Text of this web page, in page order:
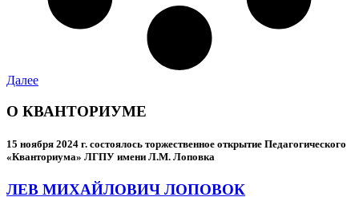
Далее
О КВАНТОРИУМЕ
15 ноября 2024 г. состоялось торжественное открытие Педагогического
«Кванториума» ЛГПУ имени Л.М. Лоповка
ЛЕВ МИХАЙЛОВИЧ ЛОПОВОК